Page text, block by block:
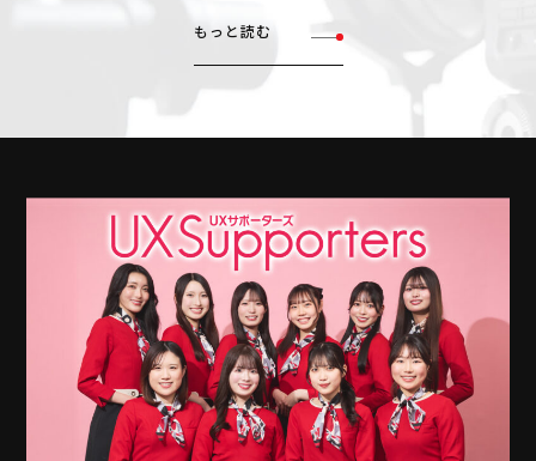
もっと読む